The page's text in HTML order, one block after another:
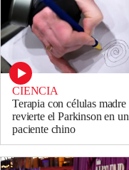
CIENCIA
Terapia con células madre
revierte el Parkinson en un
paciente chino